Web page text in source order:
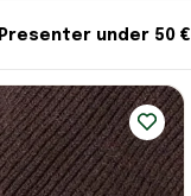
Presenter under 50 €